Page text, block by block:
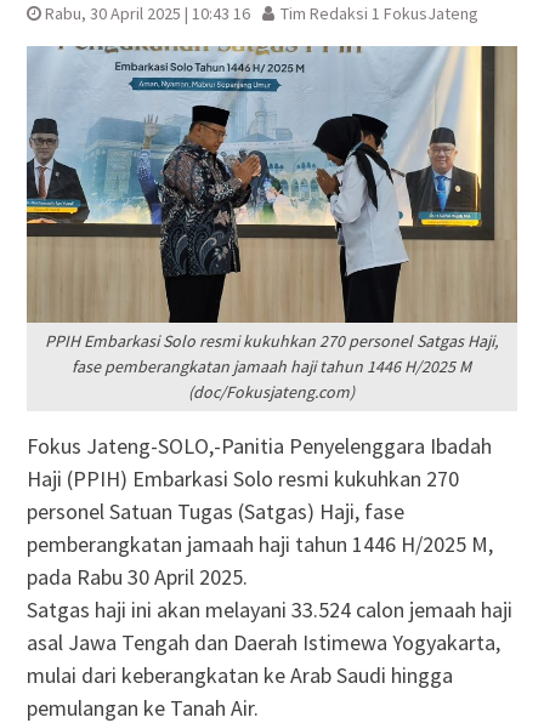
Rabu, 30 April 2025 | 10:43 16 Tim Redaksi 1 FokusJateng
PPIH Embarkasi Solo resmi kukuhkan 270 personel Satgas Haji,
fase pemberangkatan jamaah haji tahun 1446 H/2025 M
(doc/Fokusjateng.com)
Fokus Jateng-SOLO,-Panitia Penyelenggara Ibadah
Haji (PPIH) Embarkasi Solo resmi kukuhkan 270
personel Satuan Tugas (Satgas) Haji, fase
pemberangkatan jamaah haji tahun 1446 H/2025 M,
pada Rabu 30 April 2025.
Satgas haji ini akan melayani 33.524 calon jemaah haji
asal Jawa Tengah dan Daerah Istimewa Yogyakarta,
mulai dari keberangkatan ke Arab Saudi hingga
pemulangan ke Tanah Air.